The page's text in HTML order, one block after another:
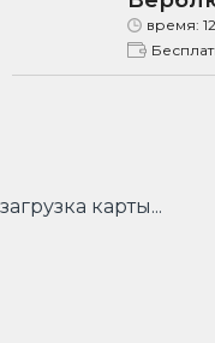
время:
загрузка карты...